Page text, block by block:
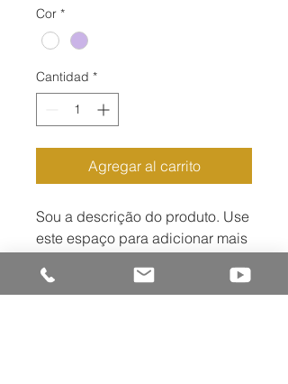
Cor *
Cantidad *
Agregar al carrito
Sou a descrição do produto. Use
este espaço para adicionar mais
gostam de saber o que estão